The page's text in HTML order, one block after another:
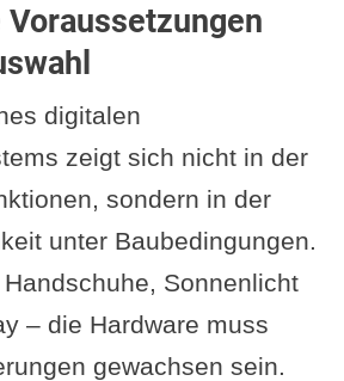
digitalen
zeigt sich nicht in der
sondern in der
unter Baubedingungen.
Sonnenlicht
– die Hardware muss
gewachsen sein.